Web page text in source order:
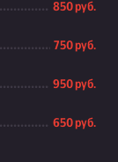
850 руб.
750 руб.
950 руб.
650 руб.